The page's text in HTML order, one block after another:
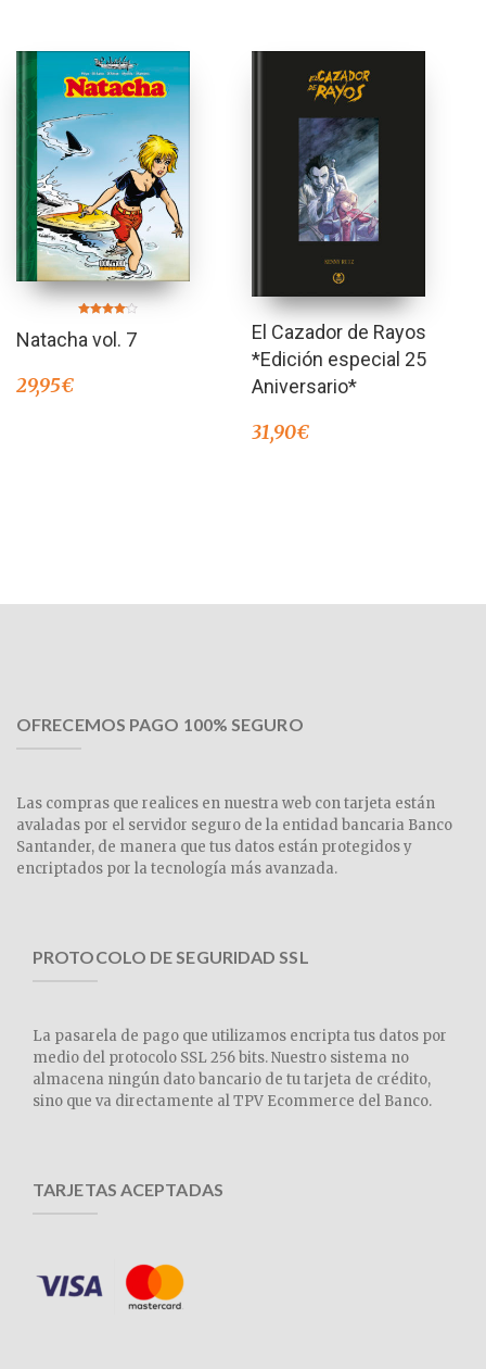
en
4.00
Natacha vol. 7
29,95€
El Cazador de Rayos
*Edición especial 25
Aniversario*
31,90€
OFRECEMOS PAGO 100% SEGURO
Las compras que realices en nuestra web con tarjeta están
avaladas por el servidor seguro de la entidad bancaria Banco
Santander, de manera que tus datos están protegidos y
encriptados por la tecnología más avanzada.
PROTOCOLO DE SEGURIDAD SSL
La pasarela de pago que utilizamos encripta tus datos por
medio del protocolo SSL 256 bits. Nuestro sistema no
almacena ningún dato bancario de tu tarjeta de crédito,
sino que va directamente al TPV Ecommerce del Banco.
TARJETAS ACEPTADAS